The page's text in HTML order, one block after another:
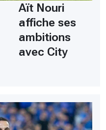
Aït Nouri
affiche ses
ambitions
avec City